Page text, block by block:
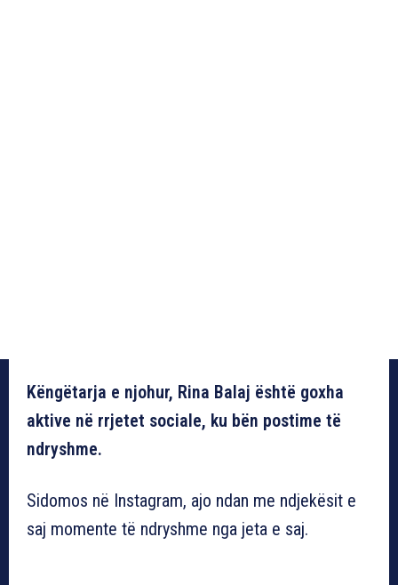
Këngëtarja e njohur, Rina Balaj është goxha
aktive në rrjetet sociale, ku bën postime të
ndryshme.
Sidomos në Instagram, ajo ndan me ndjekësit e
saj momente të ndryshme nga jeta e saj.